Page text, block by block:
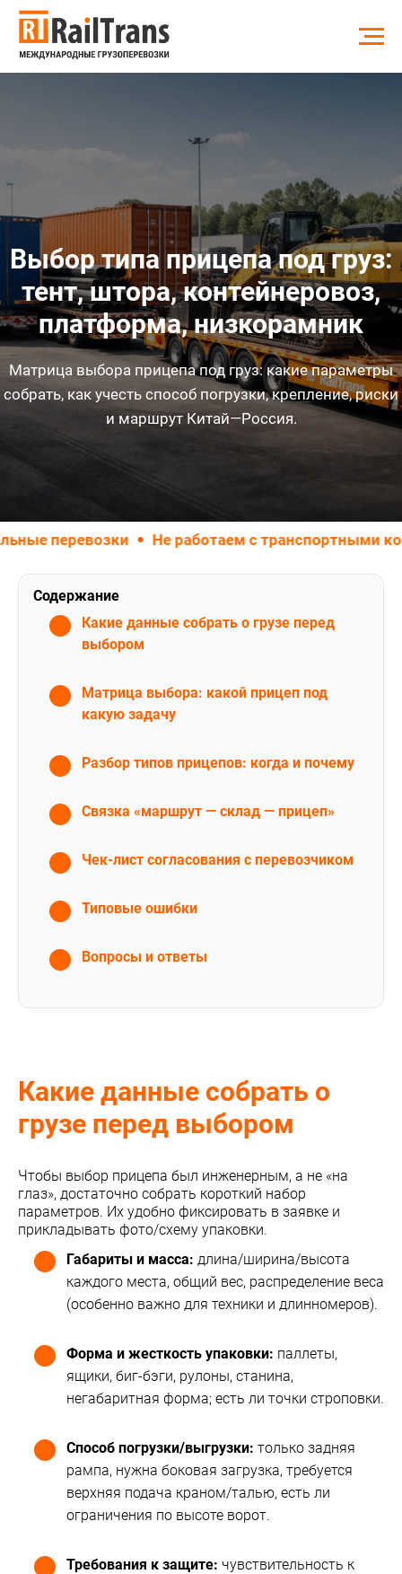
Выбор типа прицепа под груз:
тент, штора, контейнеровоз,
платформа, низкорамник
Матрица выбора прицепа под груз: какие параметры
собрать, как учесть способ погрузки, крепление, риски
и маршрут Китай—Россия.
Не работаем с транспортными
Содержание
Какие данные собрать о грузе перед
выбором
Матрица выбора: какой прицеп под
какую задачу
Разбор типов прицепов: когда и почему
Связка «маршрут — склад — прицеп»
Чек-лист согласования с перевозчиком
Типовые ошибки
Вопросы и ответы
Какие данные собрать о
грузе перед выбором
Чтобы выбор прицепа был инженерным, а не «на
глаз», достаточно собрать короткий набор
параметров. Их удобно фиксировать в заявке и
прикладывать фото/схему упаковки.
Габариты и масса: длина/ширина/высота
каждого места, общий вес, распределение веса
(особенно важно для техники и длинномеров).
Форма и жесткость упаковки: паллеты,
ящики, биг-бэги, рулоны, станина,
негабаритная форма; есть ли точки строповки.
Способ погрузки/выгрузки: только задняя
рампа, нужна боковая загрузка, требуется
верхняя подача краном/талью, есть ли
ограничения по высоте ворот.
Требования к защите: чувствительность к